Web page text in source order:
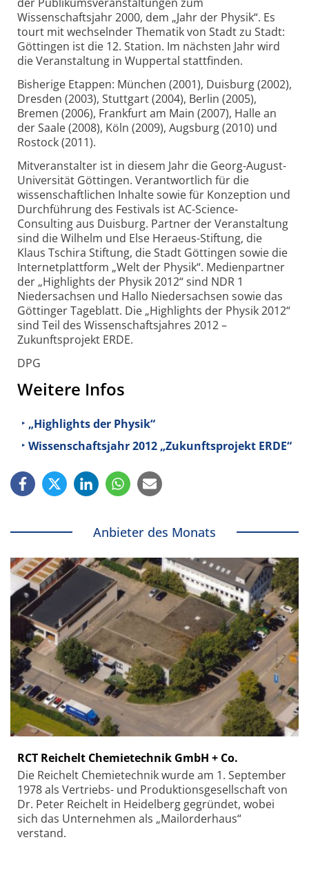
Wissenschaftsjahr 2000, dem „Jahr der Physik“. Es
tourt mit wechselnder Thematik von Stadt zu Stadt:
Göttingen ist die 12. Station. Im nächsten Jahr wird
die Veranstaltung in Wuppertal stattfinden.
Bisherige Etappen: München (2001), Duisburg (2002),
Dresden (2003), Stuttgart (2004), Berlin (2005),
Bremen (2006), Frankfurt am Main (2007), Halle an
der Saale (2008), Köln (2009), Augsburg (2010) und
Rostock (2011).
Mitveranstalter ist in diesem Jahr die Georg-August-
Universität Göttingen. Verantwortlich für die
wissenschaftlichen Inhalte sowie für Konzeption und
Durchführung des Festivals ist AC-Science-
Consulting aus Duisburg. Partner der Veranstaltung
sind die Wilhelm und Else Heraeus-Stiftung, die
Klaus Tschira Stiftung, die Stadt Göttingen sowie die
Internetplattform „Welt der Physik“. Medienpartner
der „Highlights der Physik 2012“ sind NDR 1
Niedersachsen und Hallo Niedersachsen sowie das
Göttinger Tageblatt. Die „Highlights der Physik 2012“
sind Teil des Wissenschaftsjahres 2012 –
Zukunftsprojekt ERDE.
DPG
Weitere Infos
„Highlights der Physik“
Wissenschaftsjahr 2012 „Zukunftsprojekt ERDE“
Anbieter des Monats
RCT Reichelt Chemietechnik GmbH + Co.
Die Reichelt Chemietechnik wurde am 1. September
1978 als Vertriebs- und Produktionsgesellschaft von
Dr. Peter Reichelt in Heidelberg gegründet, wobei
sich das Unternehmen als „Mailorderhaus“
verstand.